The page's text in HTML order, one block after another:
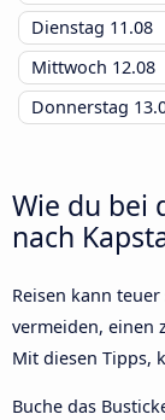
Dienstag 11.08
Mittwoch 12.08
Donnerstag
Wie du bei
nach
Reisen kann
vermeiden, einen
Mit diesen Tipps,
Buche das